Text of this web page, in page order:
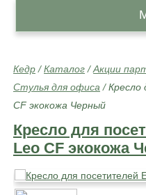
Кедр /Каталог /Акции
Стулья для офиса /Кресло
CF экокожа Черный
Кресло для
Leo CF экокожа